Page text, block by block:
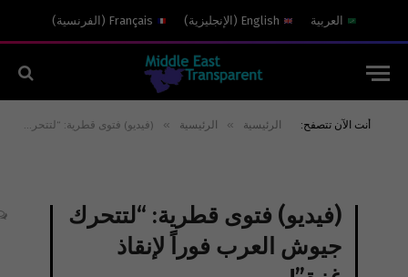
العربية English
( الإنجليزية)
Français
( الفرنسية)
أنت الآن تتصفح: الرئيسية » الرئيسية » (فيديو) فتوى قطرية: “لتتحرك جيوش العرب فوراً لإنقاذ غزة”!
(فيديو) فتوى قطرية: “لتتحرك
جيوش العرب فوراً لإنقاذ